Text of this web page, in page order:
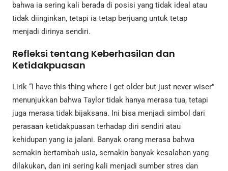
bahwa ia sering kali berada di posisi yang tidak ideal atau
tidak diinginkan, tetapi ia tetap berjuang untuk tetap
menjadi dirinya sendiri.
Refleksi tentang Keberhasilan dan
Ketidakpuasan
Lirik “I have this thing where I get older but just never wiser”
menunjukkan bahwa Taylor tidak hanya merasa tua, tetapi
juga merasa tidak bijaksana. Ini bisa menjadi simbol dari
perasaan ketidakpuasan terhadap diri sendiri atau
kehidupan yang ia jalani. Banyak orang merasa bahwa
semakin bertambah usia, semakin banyak kesalahan yang
dilakukan, dan ini sering kali menjadi sumber stres dan